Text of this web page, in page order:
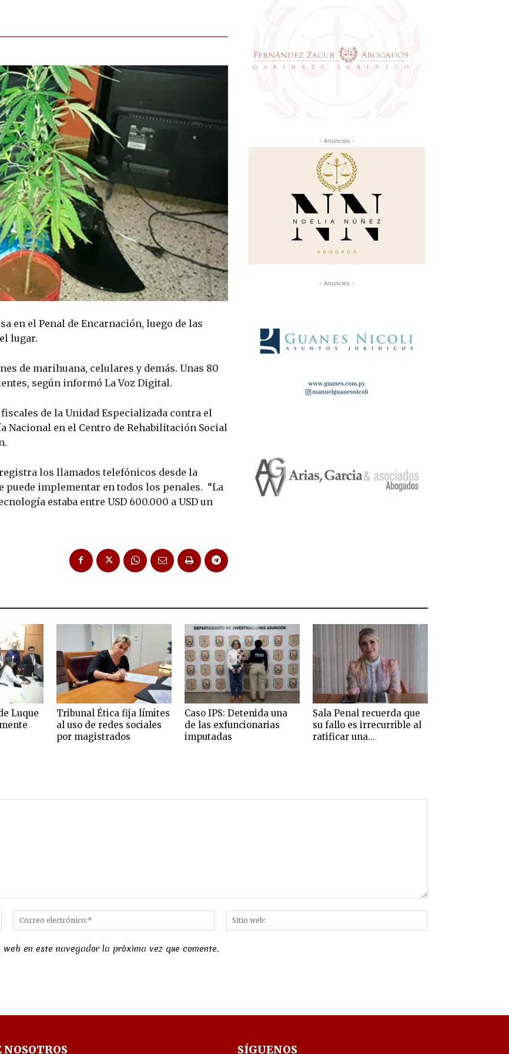
en el Penal de Encarnación, luego de las
lugar.
de marihuana, celulares y demás. Unas 80
según informó La Voz Digital.
de la Unidad Especializada contra el
Nacional en el Centro de Rehabilitación Social
los llamados telefónicos desde la
puede implementar en todos los penales. “La
estaba entre USD 600.000 a USD un
- Anuncios -
- Anuncios -
Luque
Tribunal Ética fija límites
al uso de redes sociales
por magistrados
Caso IPS: Detenida una
de las exfuncionarias
imputadas
Sala Penal recuerda que
su fallo es irrecurrible al
ratificar una...
Nombre:*
Correo
electrónico:*
web:
en este navegador la próxima vez que comente.
NOSOTROS SÍGUENOS